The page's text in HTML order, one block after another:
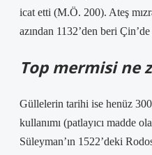
icat etti (M.Ö. 200). Ateş
azından 1132’den beri
Top mermisi ne
Güllelerin tarihi ise henüz
kullanımı (patlayıcı madde
Süleyman’ın 1522’deki